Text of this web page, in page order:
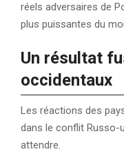
réels adversaires de
plus puissantes du
Un résultat
occidentaux
Les réactions des
dans le conflit Russo-
attendre.